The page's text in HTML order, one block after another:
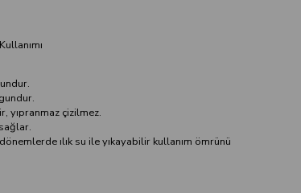
yıpranmaz çizilmez.
ılık su ile yıkayabilir kullanım ömrünü